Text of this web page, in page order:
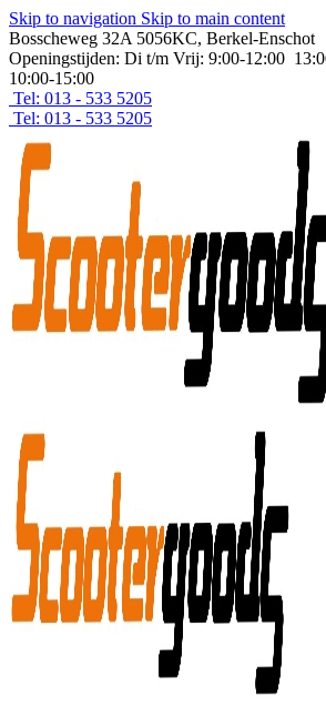
Skip to navigation Skip to main content
Bosscheweg 32A 5056KC, Berkel-Enschot
Openingstijden: Di t/m Vrij: 9:00-12:00
10:00-15:00
Tel: 013 - 533 5205
Tel: 013 - 533 5205